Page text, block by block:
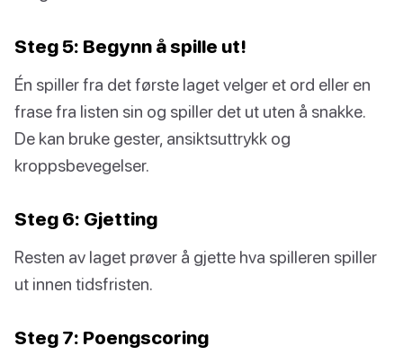
Steg 5: Begynn å spille ut!
Én spiller fra det første laget velger et ord eller en
frase fra listen sin og spiller det ut uten å snakke.
De kan bruke gester, ansiktsuttrykk og
kroppsbevegelser.
Steg 6: Gjetting
Resten av laget prøver å gjette hva spilleren spiller
ut innen tidsfristen.
Steg 7: Poengscoring